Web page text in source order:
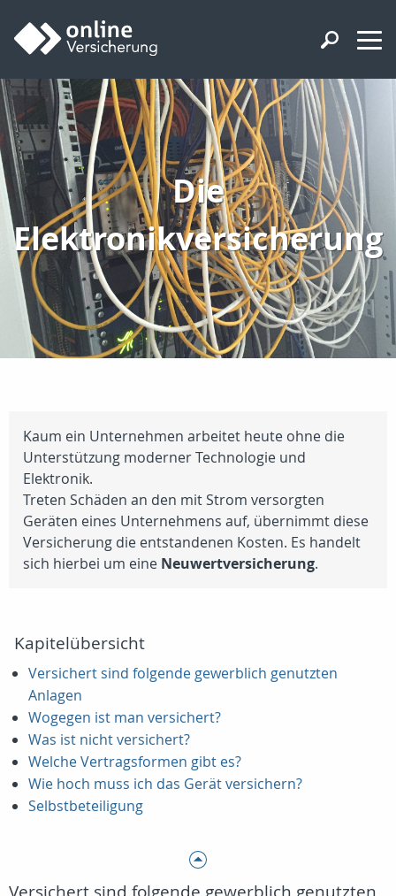
Die
Elektronikversicherung
Kaum ein Unternehmen arbeitet heute ohne die
Unterstützung moderner Technologie und
Elektronik.
Treten Schäden an den mit Strom versorgten
Geräten eines Unternehmens auf, übernimmt diese
Versicherung die entstandenen Kosten. Es handelt
sich hierbei um eine Neuwertversicherung.
Kapitelübersicht
Versichert sind folgende gewerblich genutzten
Anlagen
Wogegen ist man versichert?
Was ist nicht versichert?
Welche Vertragsformen gibt es?
Wie hoch muss ich das Gerät versichern?
Selbstbeteiligung